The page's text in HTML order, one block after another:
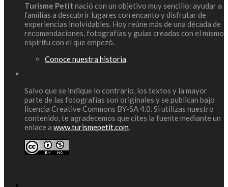
Turisme Petit nació con un objetivo muy sencillo: ayudar a
familias a descubrir lugares con encanto y disfrutar de
experiencias inolvidables. Hoy reúne más de una década de
recomendaciones, fotografías y guías creadas con el mismo
espíritu con el que empezó.
Conoce nuestra historia.
Salvo que se indique lo contrario, los textos y la mayor
parte de las fotografías son originales y se publican bajo
licencia Creative Commons BY-SA 4.0. Si utilizas nuestro
contenido, te agradecemos que cites la fuente mediante un
enlace a www.turismepetit.com.